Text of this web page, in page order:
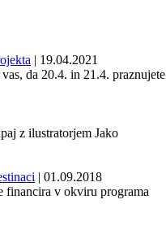
| 19.04.2021
da 20.4. in 21.4. praznujete
z ilustratorjem Jako
| 01.09.2018
financira v okviru programa